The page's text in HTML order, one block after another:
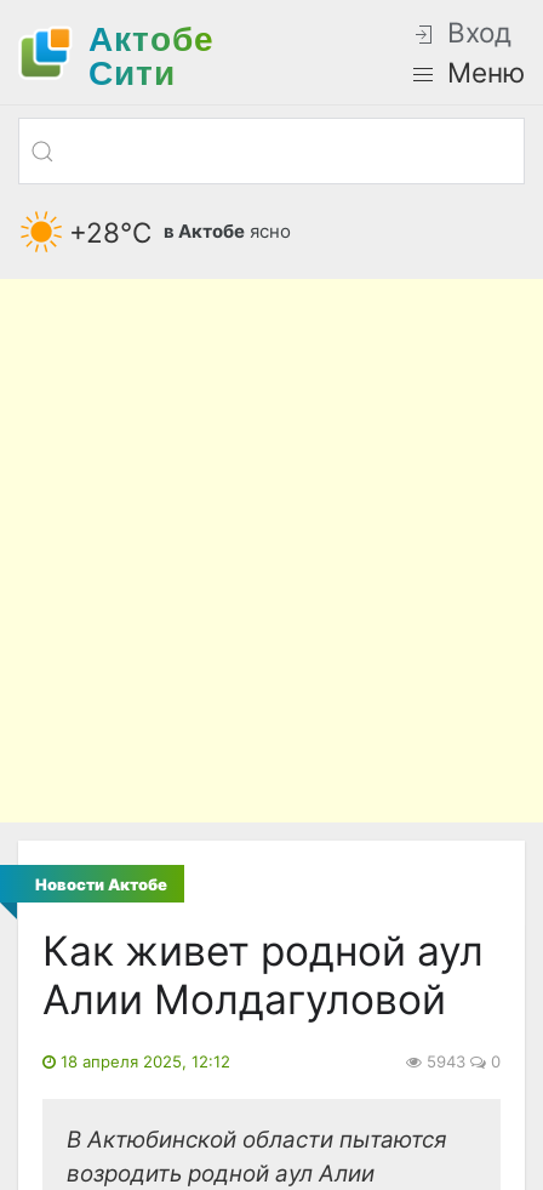
Актобе
Cити
Вход
Меню
+28°С в Актобе ясно
Новости Актобе
Как живет родной аул
Алии Молдагуловой
18 апреля 2025, 12:12 5943 0
В Актюбинской области пытаются
возродить родной аул Алии